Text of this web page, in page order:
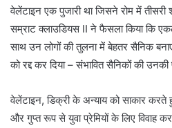
वेलेंटाइन एक पुजारी था जिसने रोम में तीसरी
सम्राट क्लाउडियस II ने फैसला किया कि
साथ उन लोगों की तुलना में बेहतर सैनिक
को रद्द कर दिया – संभावित सैनिकों की
वेलेंटाइन, डिक्री के अन्याय को साकार करते
और गुप्त रूप से युवा प्रेमियों के लिए विवाह